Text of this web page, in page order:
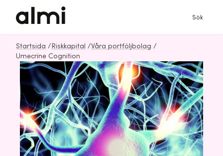
Sök
Startsida / Riskkapital /Våra portföljbolag /
Umecrine Cognition